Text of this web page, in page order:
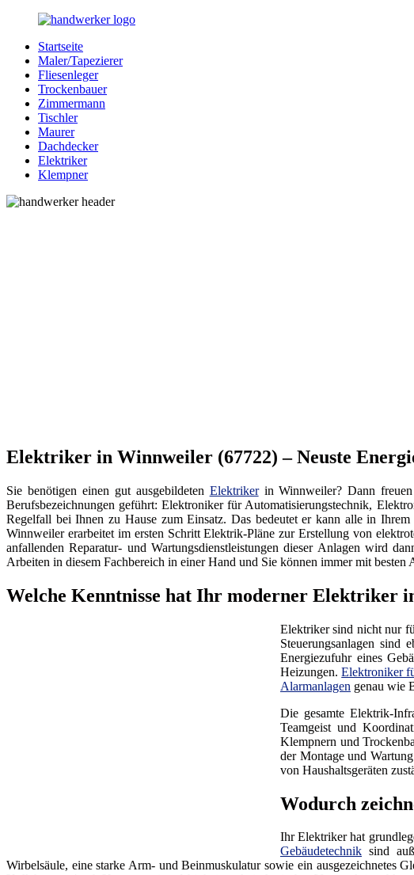
Zurück
Inhalt
Bessere-
Handwerker.de
Handwerker
Ihrer
Nähe
Startseite
Maler/Tapezierer
Fliesenleger
Trockenbauer
Zimmermann
Tischler
Maurer
Dachdecker
Elektriker
Klempner
Elektriker in Winnweiler (67722) – Neuste
Sie benötigen einen gut ausgebildeten Elektrikerin Winnweiler? Dann freuen
Berufsbezeichnungen geführt: Elektroniker für Automatisierungstechnik,
Regelfall bei Ihnen zu Hause zum Einsatz. Das bedeutet er kann alle in
Winnweiler erarbeitet im ersten Schritt Elektrik-Pläne zur Erstellung von
anfallenden Reparatur- und Wartungsdienstleistungen dieser Anlagen wird
Arbeiten in diesem Fachbereich in einer Hand und Sie können immer mit besten
Welche Kenntnisse hat Ihr moderner Elektriker
Elektriker sind nicht nur
Steuerungsanlagen sind
Energiezufuhr eines
Heizungen.Elektroniker
Alarmanlagen genau wie
Die gesamte Elektrik-
Teamgeist und
Klempnern und
der Montage und
von Haushaltsgeräten
Wodurch
Ihr Elektriker hat
Gebäudetechnik sind
Wirbelsäule, eine starke Arm- und Beinmuskulatur sowie ein ausgezeichnetes